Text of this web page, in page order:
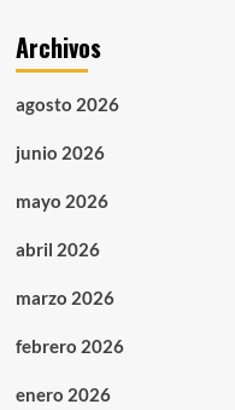
Archivos
agosto 2026
junio 2026
mayo 2026
abril 2026
marzo 2026
febrero 2026
enero 2026